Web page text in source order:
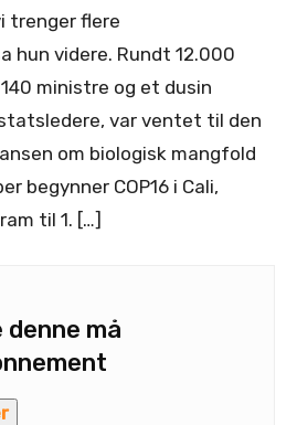
trenger flere
hun videre. Rundt 12.000
ministre og et dusin
var ventet til den
om biologisk mangfold
begynner COP16 i Cali,
til 1. […]
denne må